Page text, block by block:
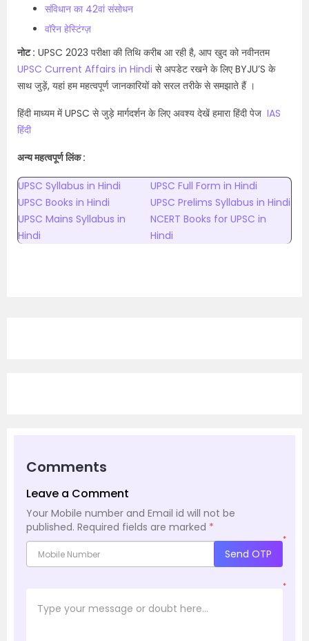
संविधान का 42वां संसोधन
वॉरेन हेस्टिंग्ज़
नोट : UPSC 2023 परीक्षा की तिथि करीब आ रही है, आप खुद को नवीनतम
UPSC Current Affairs in Hindi से अपडेट रखने के लिए BYJU’S के
साथ जुड़ें, यहां हम महत्वपूर्ण जानकारियों को सरल तरीके से समझाते हैं ।
हिंदी माध्यम में UPSC से जुड़े मार्गदर्शन के लिए अवश्य देखें हमारा हिंदी पेज IAS
हिंदी
अन्य महत्वपूर्ण लिंक :
UPSC Syllabus in Hindi
UPSC Full Form in Hindi
UPSC Books in Hindi
UPSC Prelims Syllabus in Hindi
UPSC Mains Syllabus in
Hindi
NCERT Books for UPSC in
Hindi
Comments
Leave a Comment
Your Mobile number and Email id will not be
published. Required fields are marked *
*
Send OTP
*